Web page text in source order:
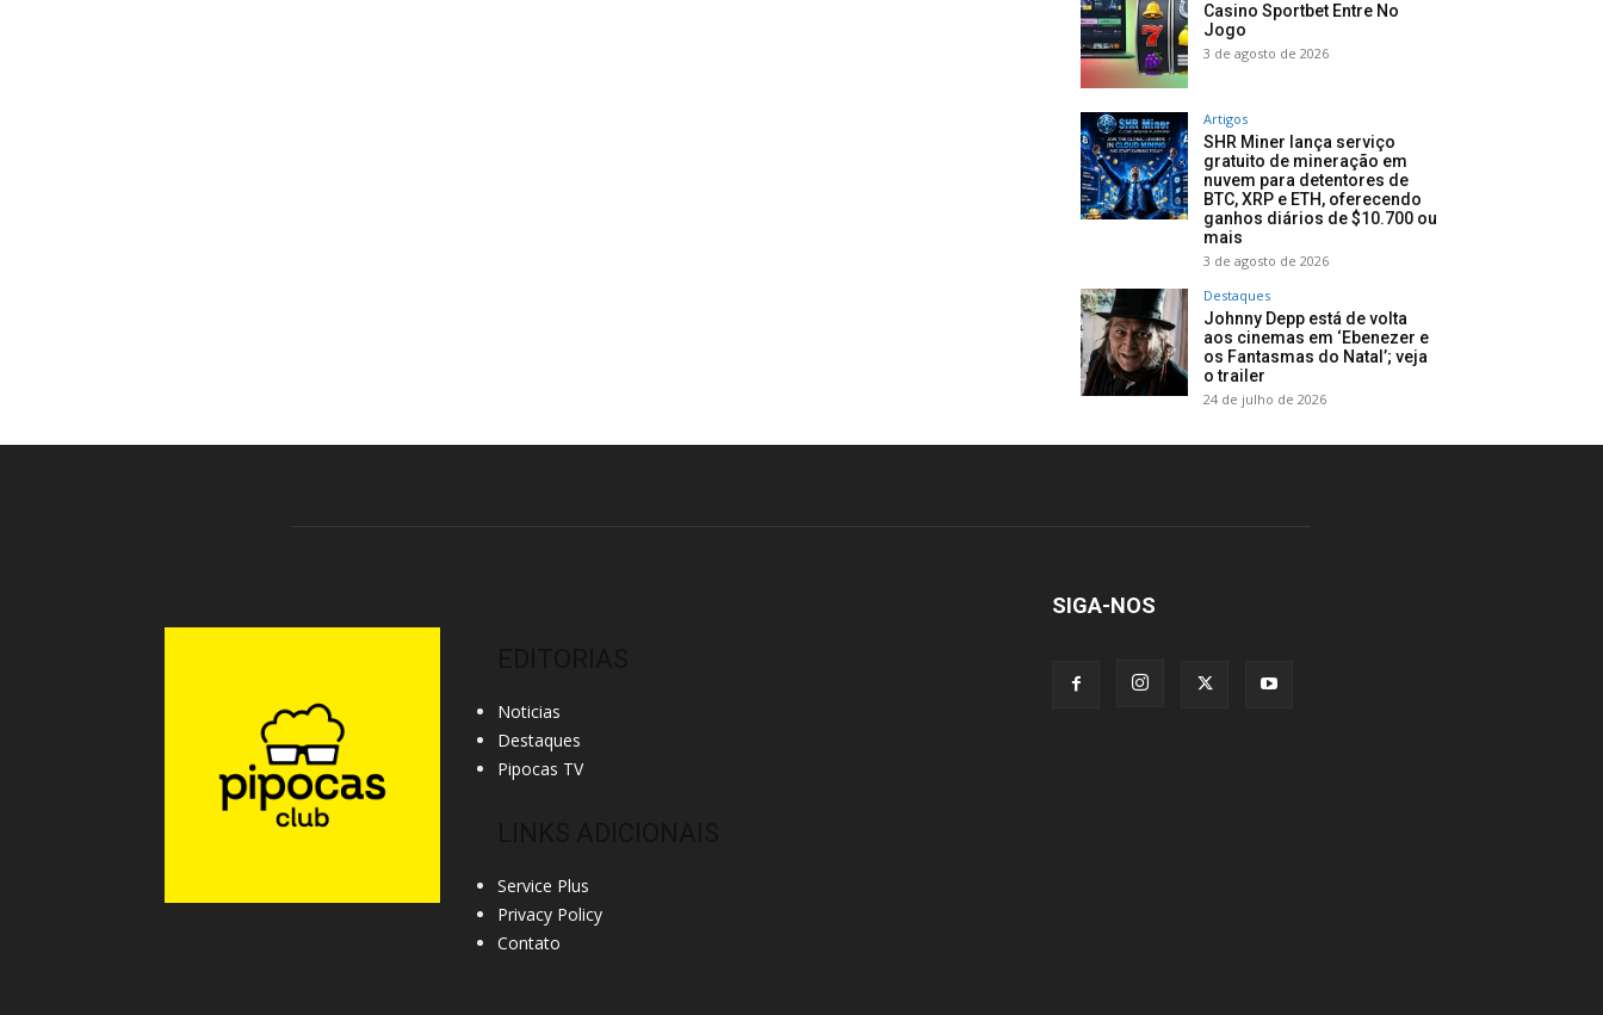
Casino Sportbet Entre No
Jogo
3 de agosto de 2026
Artigos
SHR Miner lança serviço
gratuito de mineração em
nuvem para detentores de
BTC, XRP e ETH, oferecendo
ganhos diários de $10.700 ou
mais
3 de agosto de 2026
Destaques
Johnny Depp está de volta
aos cinemas em ‘Ebenezer e
os Fantasmas do Natal’; veja
o trailer
24 de julho de 2026
Noticias
Destaques
Pipocas TV
Service Plus
Privacy Policy
Contato
SIGA-NOS